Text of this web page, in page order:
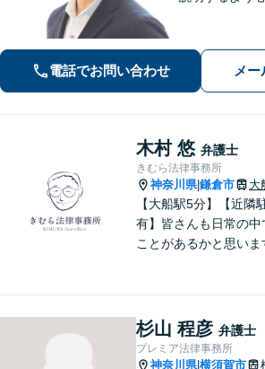
般社団法人の
士」「AIを活
ビュー」
電話でお問い合わせ メ
木村 悠 弁護士
きむら法律事務所
神奈川県|鎌倉市 大
【大船駅5分】【近隣
有】皆さんも日常の中
ことがあるかと思いま
方々により良い法律サ
を届けていきたいと思
す。 ぜひご相談くだ
杉山 程彦 弁護士
プレミア法律事務所
神奈川県|横須賀市